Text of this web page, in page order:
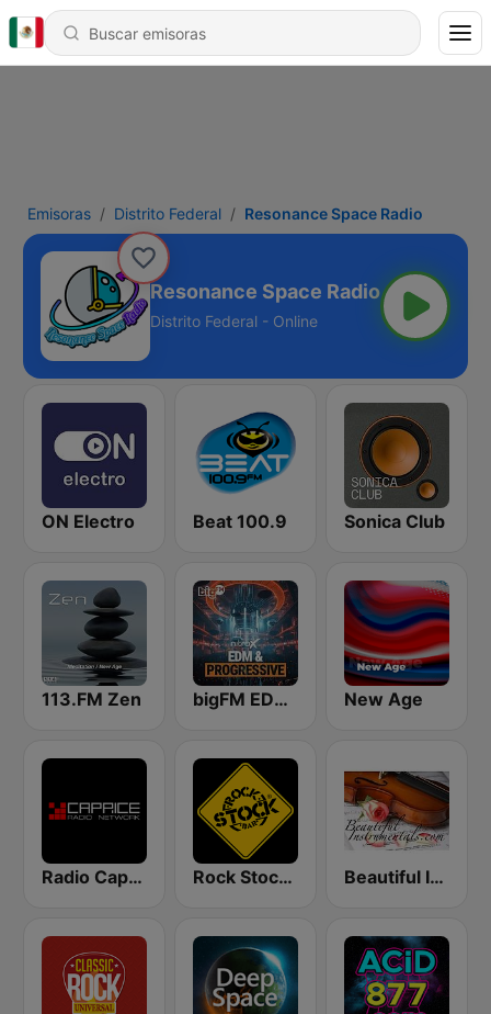
Emisoras Distrito Federal Resonance Space Radio
Resonance Space Radio
Distrito Federal - Online
ON Electro Beat 100.9 Sonica Club
113.FM Zen bigFM EDM & Progressive New Age
Radio Caprice Gregorian Chants Rock Stock Bar Beautiful Instrumentals